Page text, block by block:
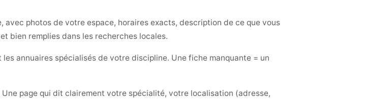
avec photos de votre espace, horaires exacts, description de ce que vous
bien remplies dans les recherches locales.
annuaires spécialisés de votre discipline. Une fiche manquante = un
Une page qui dit clairement votre spécialité, votre localisation (adresse,